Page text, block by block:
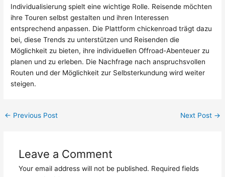
Individualisierung spielt eine wichtige Rolle. Reisende möchten
ihre Touren selbst gestalten und ihren Interessen
entsprechend anpassen. Die Plattformchickenroad trägt dazu
bei, diese Trends zu unterstützen und Reisenden die
Möglichkeit zu bieten, ihre individuellen Offroad-Abenteuer zu
planen und zu erleben. Die Nachfrage nach anspruchsvollen
Routen und der Möglichkeit zur Selbsterkundung wird weiter
steigen.
← Previous Post Next Post →
Leave a Comment
Your email address will not be published. Required fields